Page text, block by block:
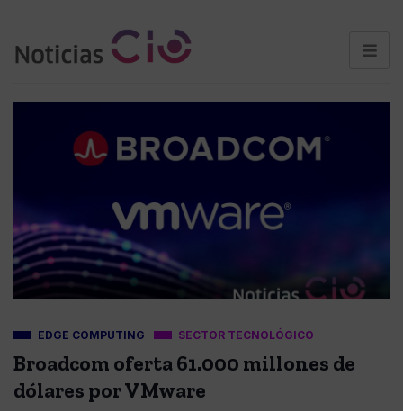
EDGE COMPUTING SECTOR TECNOLÓGICO
Broadcom oferta 61.000 millones de
dólares por VMware